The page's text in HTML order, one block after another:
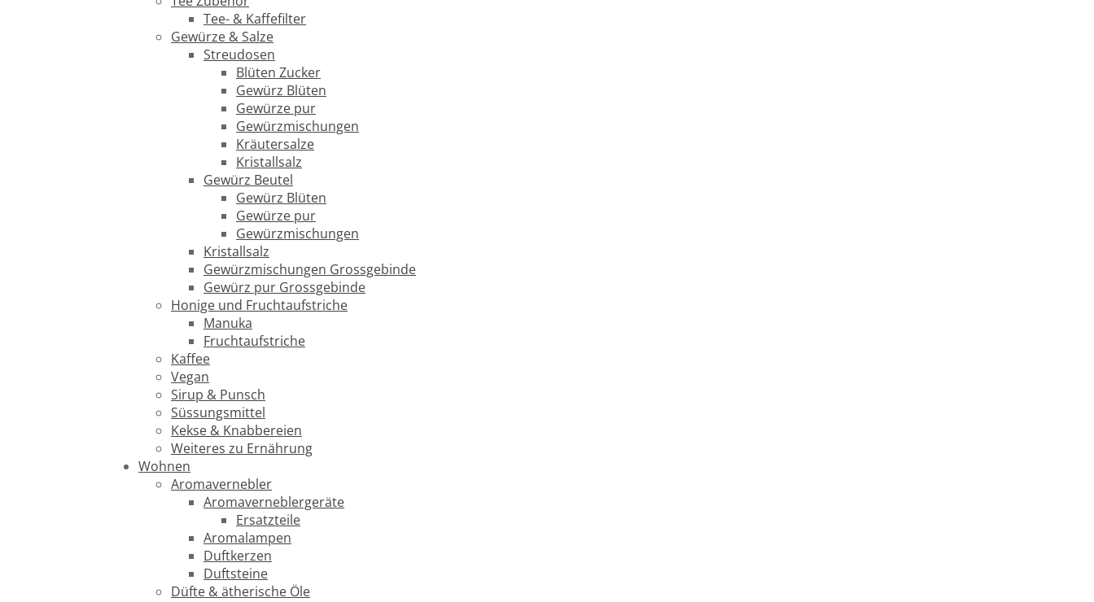
Tee- & Kaffefilter
Gewürze & Salze
Streudosen
Blüten Zucker
Gewürz Blüten
Gewürze pur
Gewürzmischungen
Kräutersalze
Kristallsalz
Gewürz Beutel
Gewürz Blüten
Gewürze pur
Gewürzmischungen
Kristallsalz
Gewürzmischungen Grossgebinde
Gewürz pur Grossgebinde
Honige und Fruchtaufstriche
Manuka
Fruchtaufstriche
Kaffee
Vegan
Sirup & Punsch
Süssungsmittel
Kekse & Knabbereien
Weiteres zu Ernährung
Wohnen
Aromavernebler
Aromaverneblergeräte
Ersatzteile
Aromalampen
Duftkerzen
Duftsteine
Düfte & ätherische Öle